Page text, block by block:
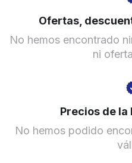
Ir al sitio web
Ofertas,
No hemos encontrado
ni
Precios de la
No hemos podido